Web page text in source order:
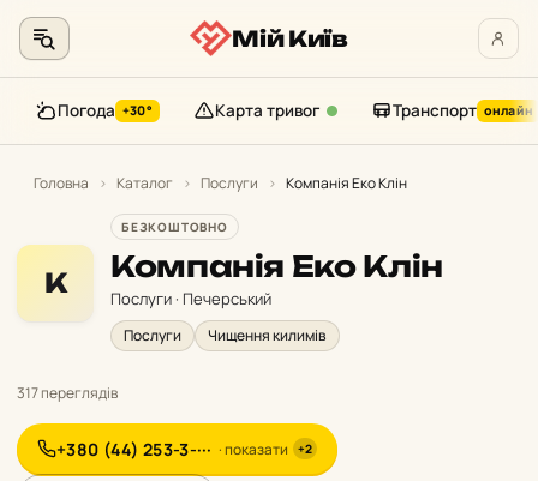
Мій Київ
Погода +30° Карта тривог Транспорт онлайн
Головна › Каталог › Послуги › Компанія Еко Клін
К
БЕЗКОШТОВНО
Компанія Еко Клін
Послуги · Печерський
Послуги Чищення килимів
317 переглядів
+380 (44) 253-3-··· · показати +2